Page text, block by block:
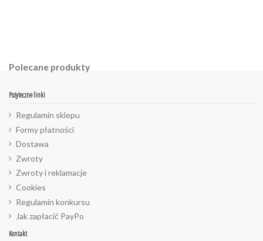
Polecane produkty
Pożyteczne linki
Regulamin sklepu
Formy płatności
Dostawa
Zwroty
Zwroty i reklamacje
Cookies
Regulamin konkursu
Jak zapłacić PayPo
Kontakt